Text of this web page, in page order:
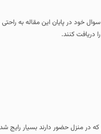
خود در پایان این مقاله به
دریافت کنند.
در منزل حضور دارند بسیار رایج